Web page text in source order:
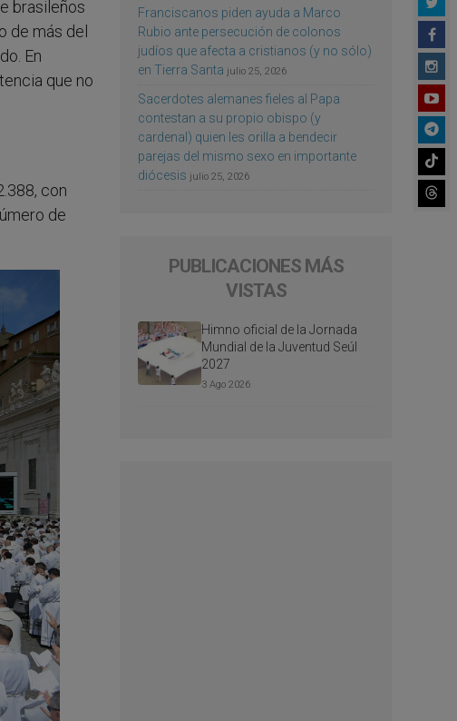
brasileños
de más del
En
que no
con
de
Franciscanos piden ayuda a Marco
Rubio ante persecución de colonos
judíos que afecta a cristianos (y no sólo)
en Tierra Santa julio 25, 2026
Sacerdotes alemanes fieles al Papa
contestan a su propio obispo (y
cardenal) quien les orilla a bendecir
parejas del mismo sexo en importante
diócesis julio 25, 2026
PUBLICACIONES MÁS
VISTAS
Himno oficial de la Jornada
Mundial de la Juventud Seúl
2027
3 Ago 2026